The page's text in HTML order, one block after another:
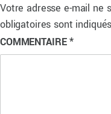
Votre adresse e-mail ne
obligatoires sont
COMMENTAIRE*